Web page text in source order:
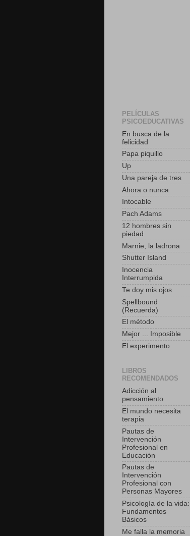
PELÍCULAS
PSICOEDUCATIVAS
En busca de la
felicidad
Papa piquillo
Up
Una pareja de tres
Ahora o nunca
Intocable
Pach Adams
12 hombres sin
piedad
Marnie, la ladrona
Shutter Island
Inocencia
Interrumpida
Te doy mis ojos
Spellbound
(Recuerda)
El método
Mejor ... Imposible
El experimento
LIBROS
RECOMENDADOS
Adicción al
pensamiento
El mundo necesita
terapia
Pautas de
Intervención
Profesional en
Educación
Pautas de
Intervención
Profesional con
Personas Mayores
Psicología de la vida:
Fundamentos
Básicos
Me falla la memoria